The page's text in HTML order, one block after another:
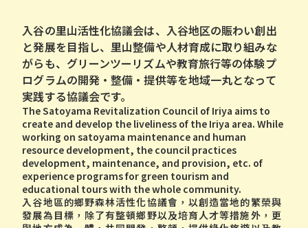
⼊⾕の⾥⼭活性化協議会は、⼊⾕地区の賑わい創出
と発展を⽬指し、⾥⼭整備や⼈材育成に取り組みな
がらも、グリーンツーリズムや教育旅⾏等の体験プ
ログラムの開発・整備・提供等を地域⼀丸となって
実践する協議会です。
The Satoyama Revitalization Council of Iriya aims to
create and develop the liveliness of the Iriya area. While
working on satoyama maintenance and human
resource development, the council practices
development, maintenance, and provision, etc. of
experience programs for green tourism and
educational tours with the whole community.
入谷地區的鄉野森林活性化協議會，以創造當地的繁榮與
發展為目標，除了有整頓鄉野以及培育人才等措施外，更